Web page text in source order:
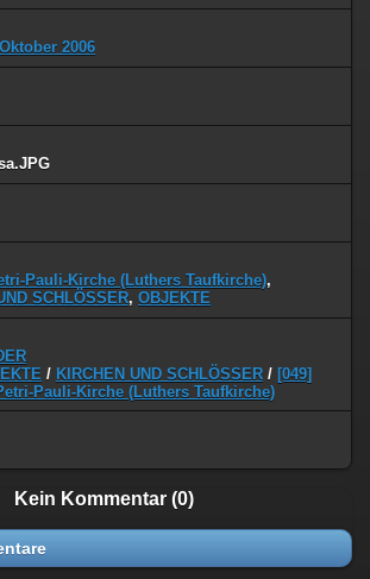
2006
Pauli-Kirche (Luthers Taufkirche),
SCHLÖSSER, OBJEKTE
/ KIRCHEN UND SCHLÖSSER / [049]
Pauli-Kirche (Luthers Taufkirche)
Kein Kommentar (0)